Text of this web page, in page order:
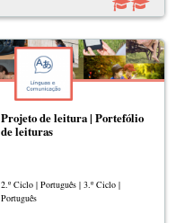
Projeto de leitura | Portefólio
de leituras
2.º Ciclo | Português | 3.º Ciclo |
Português